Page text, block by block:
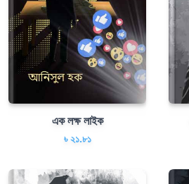
এক লক্ষ লাইক
৳ ২১.৮১